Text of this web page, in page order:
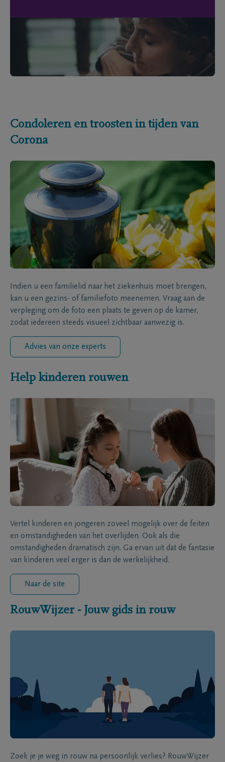
Condoleren en troosten in tijden van
Corona
Indien u een familielid naar het ziekenhuis moet brengen,
kan u een gezins- of familiefoto meenemen. Vraag aan de
verpleging om de foto een plaats te geven op de kamer,
zodat iedereen steeds visueel zichtbaar aanwezig is.
Advies van onze experts
Help kinderen rouwen
Vertel kinderen en jongeren zoveel mogelijk over de feiten
en omstandigheden van het overlijden. Ook als die
omstandigheden dramatisch zijn. Ga ervan uit dat de fantasie
van kinderen veel erger is dan de werkelijkheid.
Naar de site
RouwWijzer - Jouw gids in rouw
Zoek je je weg in rouw na persoonlijk verlies? RouwWijzer